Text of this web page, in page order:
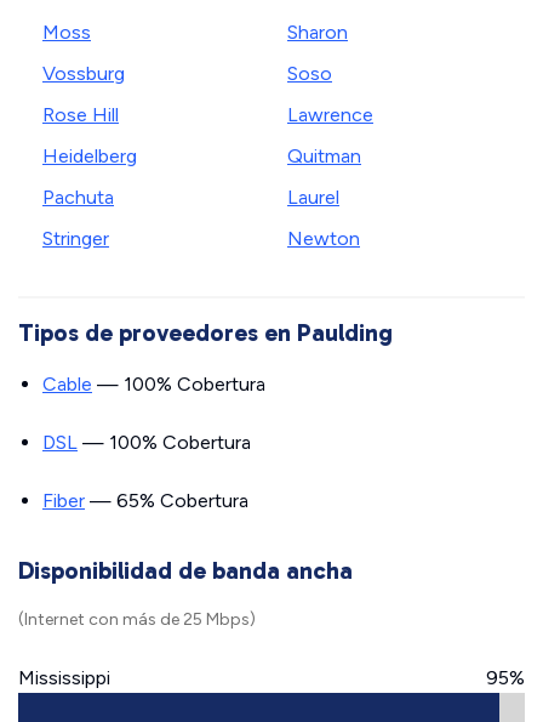
Moss
Vossburg
Rose Hill
Heidelberg
Pachuta
Stringer
Sharon
Soso
Lawrence
Quitman
Laurel
Newton
Tipos de proveedores en Paulding
Cable — 100% Cobertura
DSL — 100% Cobertura
Fiber — 65% Cobertura
Disponibilidad de banda ancha
(Internet con más de 25 Mbps)
Mississippi 95%